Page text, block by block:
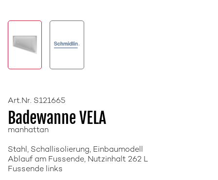
Art.Nr. S121665
Badewanne VELA
manhattan
Stahl, Schallisolierung, Einbaumodell
Ablauf am Fussende, Nutzinhalt 262 L
Fussende links